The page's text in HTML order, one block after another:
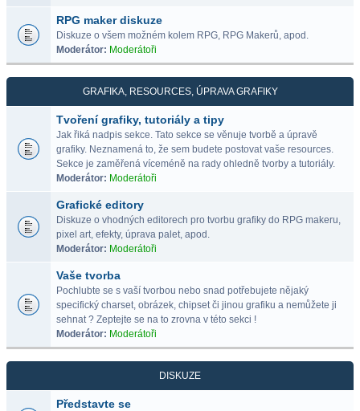
RPG maker diskuze
Diskuze o všem možném kolem RPG, RPG Makerů, apod.
Moderátor: Moderátoři
GRAFIKA, RESOURCES, ÚPRAVA GRAFIKY
Tvoření grafiky, tutoriály a tipy
Jak řiká nadpis sekce. Tato sekce se věnuje tvorbě a úpravě
grafiky. Neznamená to, že sem budete postovat vaše resources.
Sekce je zaměřená víceméně na rady ohledně tvorby a tutoriály.
Moderátor: Moderátoři
Grafické editory
Diskuze o vhodných editorech pro tvorbu grafiky do RPG makeru,
pixel art, efekty, úprava palet, apod.
Moderátor: Moderátoři
Vaše tvorba
Pochlubte se s vaší tvorbou nebo snad potřebujete nějaký
specifický charset, obrázek, chipset či jinou grafiku a nemůžete ji
sehnat ? Zeptejte se na to zrovna v této sekci !
Moderátor: Moderátoři
DISKUZE
Představte se